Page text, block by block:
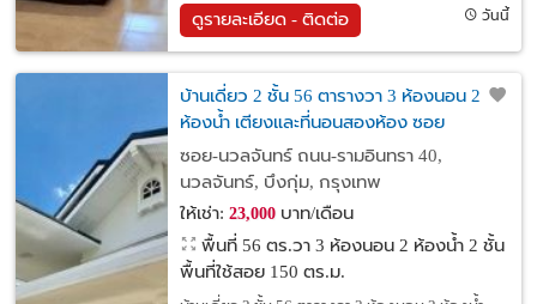
ดูรายละเอียด - ติดต่อ วันนี้
บ้านเดี่ยว 2 ชั้น 56 ตารางวา 3 ห้องนอน 2
ห้องน้ำ เตียงและที่นอนสองห้อง ซอย
นวลจันทร์ รามอินทรา 40
ซอย-นวลจันทร์ ถนน-รามอินทรา 40,
นวลจันทร์, บึงกุ่ม, กรุงเทพ
ให้เช่า: 23,000บาท/เดือน
พื้นที่ 56 ตร.วา 3 ห้องนอน 2 ห้องน้ำ 2 ชั้น
พื้นที่ใช้สอย 150 ตร.ม.